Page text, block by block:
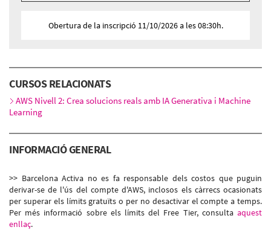
Idioma:Català
Dijous 29 d’octubre, 14:00h - 18:00h
Obertura de la inscripció 11/10/2026 a les 08:30h.
CURSOS RELACIONATS
AWS Nivell 2: Crea solucions reals amb IA Generativa i Machine
Learning
INFORMACIÓ GENERAL
>> Barcelona Activa no es fa responsable dels costos que puguin
derivar-se de l'ús del compte d'AWS, inclosos els càrrecs ocasionats
per superar els límits gratuïts o per no desactivar el compte a temps.
Per més informació sobre els límits del Free Tier, consulta aquest
enllaç.